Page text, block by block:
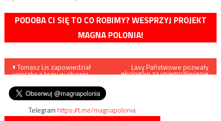
PODOBA CI SIĘ TO CO ROBIMY? WESPRZYJ PROJEKT
MAGNA POLONIA!
Nawigacja
wpisu
Tomasz Lis zapowiedział
ucieczkę z kraju w obawie
Lasy Państwowe pozwały
ekologów za uniemożliwienie
Telegramhttps://t.me/magnapolonia